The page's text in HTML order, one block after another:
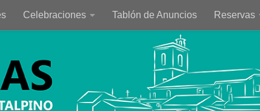
Celebraciones Tablón de Anuncios Reservas